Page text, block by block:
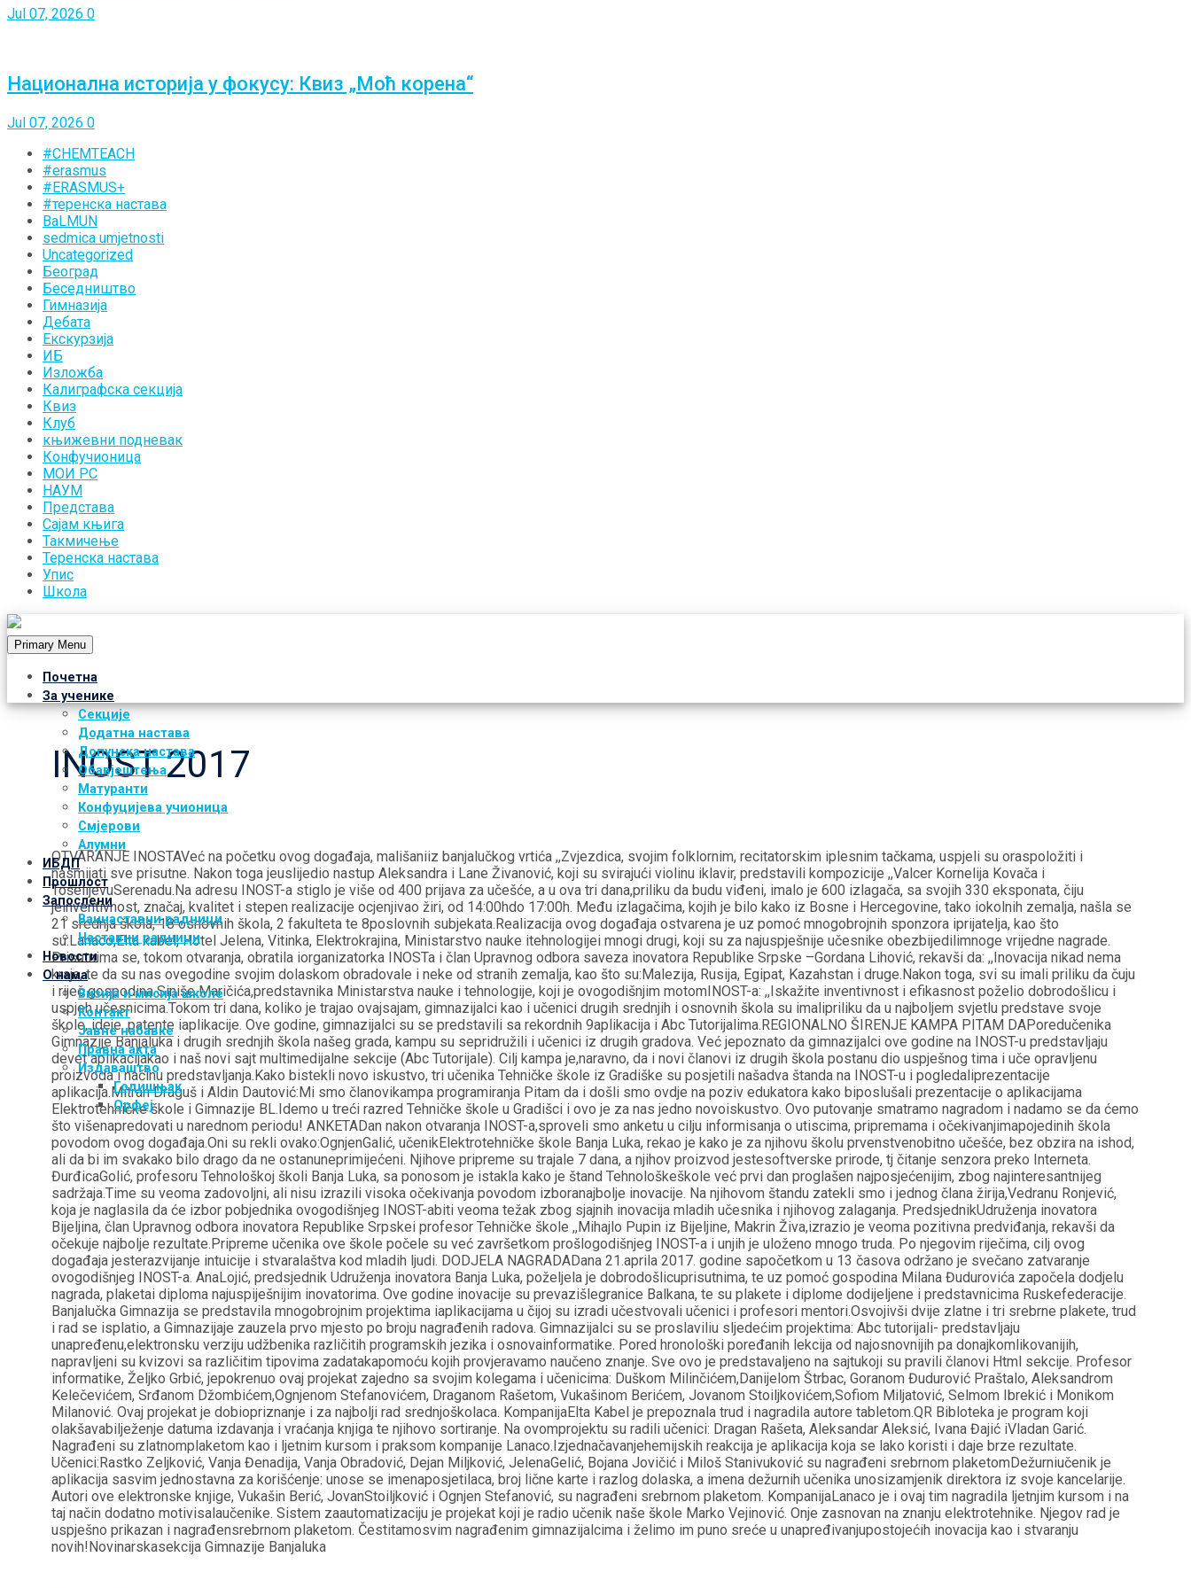
Jul 07, 2026 0
Национална историја у фокусу: Квиз „Моћ корена“
Jul 07, 2026 0
#CHEMTEACH
#erasmus
#ERASMUS+
#теренска настава
BaLMUN
sedmica umjetnosti
Uncategorized
Београд
Беседништво
Гимназија
Дебата
Екскурзија
ИБ
Изложба
Калиграфска секција
Квиз
Клуб
књижевни подневак
Конфучионица
МОИ РС
НАУМ
Представа
Сајам књига
Такмичење
Теренска настава
Упис
Школа
Primary Menu
Почетна
За ученике
Секције
Додатна настава
Допунска настава
Обавјештења
Матуранти
Конфуцијева учионица
Смјерови
Алумни
ИБДП
Прошлост
Запослени
Ваннаставни радници
Наставни радници
Новости
О нама
Визија и мисија школе
Контакт
Јавне набавке
Правна акта
Издаваштво
Годишњак
Орфеј
INOST 2017
OTVARANJE INOSTAVeć na početku ovog događaja, mališaniiz banjalučkog vrtića ,,Zvjezdica, svojim folklornim, recitatorskim iplesnim tačkama, uspjeli su oraspoložiti i
nasmijati sve prisutne. Nakon toga jeuslijedio nastup Aleksandra i Lane Živanović, koji su svirajući violinu iklavir, predstavili kompozicije ,,Valcer Kornelija Kovača i
TošelijevuSerenadu.Na adresu INOST-a stiglo je više od 400 prijava za učešće, a u ova tri dana,priliku da budu viđeni, imalo je 600 izlagača, sa svojih 330 eksponata, čiju
jeinventivnost, značaj, kvalitet i stepen realizacije ocjenjivao žiri, od 14:00hdo 17:00h. Među izlagačima, kojih je bilo kako iz Bosne i Hercegovine, tako iokolnih zemalja, našla se
21 srednja škola, 18 osnovnih škola, 2 fakulteta te 8poslovnih subjekata.Realizacija ovog događaja ostvarena je uz pomoć mnogobrojnih sponzora iprijatelja, kao što
su:Lanaco,Elta kabel, Hotel Jelena, Vitinka, Elektrokrajina, Ministarstvo nauke itehnologijei mnogi drugi, koji su za najuspješnije učesnike obezbijedilimnoge vrijedne nagrade.
Prisutnima se, tokom otvaranja, obratila iorganizatorka INOSTa i član Upravnog odbora saveza inovatora Republike Srpske –Gordana Lihović, rekavši da: ,,Inovacija nikad nema
kraja, te da su nas ovegodine svojim dolaskom obradovale i neke od stranih zemalja, kao što su:Malezija, Rusija, Egipat, Kazahstan i druge.Nakon toga, svi su imali priliku da čuju
i riječ gospodina Siniše Maričića,predstavnika Ministarstva nauke i tehnologije, koji je ovogodišnjim motomINOST-a: ,,Iskažite inventivnost i efikasnost poželio dobrodošlicu i
uspjeh učesnicima.Tokom tri dana, koliko je trajao ovajsajam, gimnazijalci kao i učenici drugih srednjih i osnovnih škola su imalipriliku da u najboljem svjetlu predstave svoje
škole, ideje, patente iaplikacije. Ove godine, gimnazijalci su se predstavili sa rekordnih 9aplikacija i Abc Tutorijalima.REGIONALNO ŠIRENJE KAMPA PITAM DAPoredučenika
Gimnazije Banjaluka i drugih srednjih škola našeg grada, kampu su sepridružili i učenici iz drugih gradova. Već jepoznato da gimnazijalci ove godine na INOST-u predstavljaju
devet aplikacijakao i naš novi sajt multimedijalne sekcije (Abc Tutorijale). Cilj kampa je,naravno, da i novi članovi iz drugih škola postanu dio uspješnog tima i uče opravljenu
proizvoda i načinu predstavljanja.Kako bistekli novo iskustvo, tri učenika Tehničke škole iz Gradiške su posjetili našadva štanda na INOST-u i pogledaliprezentacije
aplikacija.Mitran Draguš i Aldin Dautović:Mi smo članovikampa programiranja Pitam da i došli smo ovdje na poziv edukatora kako biposlušali prezentacije o aplikacijama
Elektrotehničke škole i Gimnazije BL.Idemo u treći razred Tehničke škole u Gradišci i ovo je za nas jedno novoiskustvo. Ovo putovanje smatramo nagradom i nadamo se da ćemo
što višenapredovati u narednom periodu! ANKETADan nakon otvaranja INOST-a,sproveli smo anketu u cilju informisanja o utiscima, pripremama i očekivanjimapojedinih škola
povodom ovog događaja.Oni su rekli ovako:OgnjenGalić, učenikElektrotehničke škole Banja Luka, rekao je kako je za njihovu školu prvenstvenobitno učešće, bez obzira na ishod,
ali da bi im svakako bilo drago da ne ostanuneprimijećeni. Njihove pripreme su trajale 7 dana, a njihov proizvod jestesoftverske prirode, tj čitanje senzora preko Interneta.
ĐurđicaGolić, profesoru Tehnološkoj školi Banja Luka, sa ponosom je istakla kako je štand Tehnološkeškole već prvi dan proglašen najposjećenijim, zbog najinteresantnijeg
sadržaja.Time su veoma zadovoljni, ali nisu izrazili visoka očekivanja povodom izboranajbolje inovacije. Na njihovom štandu zatekli smo i jednog člana žirija,Vedranu Ronjević,
koja je naglasila da će izbor pobjednika ovogodišnjeg INOST-abiti veoma težak zbog sjajnih inovacija mladih učesnika i njihovog zalaganja. PredsjednikUdruženja inovatora
Bijeljina, član Upravnog odbora inovatora Republike Srpskei profesor Tehničke škole ,,Mihajlo Pupin iz Bijeljine, Makrin Živa,izrazio je veoma pozitivna predviđanja, rekavši da
očekuje najbolje rezultate.Pripreme učenika ove škole počele su već završetkom prošlogodišnjeg INOST-a i unjih je uloženo mnogo truda. Po njegovim riječima, cilj ovog
događaja jesterazvijanje intuicije i stvaralaštva kod mladih ljudi. DODJELA NAGRADADana 21.aprila 2017. godine sapočetkom u 13 časova održano je svečano zatvaranje
ovogodišnjeg INOST-a. AnaLojić, predsjednik Udruženja inovatora Banja Luka, poželjela je dobrodošlicuprisutnima, te uz pomoć gospodina Milana Đudurovića započela dodjelu
nagrada, plaketai diploma najuspiješnijim inovatorima. Ove godine inovacije su prevazišlegranice Balkana, te su plakete i diplome dodijeljene i predstavnicima Ruskefederacije.
Banjalučka Gimnazija se predstavila mnogobrojnim projektima iaplikacijama u čijoj su izradi učestvovali učenici i profesori mentori.Osvojivši dvije zlatne i tri srebrne plakete, trud
i rad se isplatio, a Gimnazijaje zauzela prvo mjesto po broju nagrađenih radova. Gimnazijalci su se proslaviliu sljedećim projektima: Abc tutorijali- predstavljaju
unapređenu,elektronsku verziju udžbenika različitih programskih jezika i osnovainformatike. Pored hronološki poređanih lekcija od najosnovnijih pa donajkomlikovanijih,
napravljeni su kvizovi sa različitim tipovima zadatakapomoću kojih provjeravamo naučeno znanje. Sve ovo je predstavaljeno na sajtukoji su pravili članovi Html sekcije. Profesor
informatike, Željko Grbić, jepokrenuo ovaj projekat zajedno sa svojim kolegama i učenicima: Duškom Milinčićem,Danijelom Štrbac, Goranom Đudurović Praštalo, Aleksandrom
Kelečevićem, Srđanom Džombićem,Ognjenom Stefanovićem, Draganom Rašetom, Vukašinom Berićem, Jovanom Stoiljkovićem,Sofiom Miljatović, Selmom Ibrekić i Monikom
Milanović. Ovaj projekat je dobiopriznanje i za najbolji rad srednjoškolaca. KompanijaElta Kabel je prepoznala trud i nagradila autore tabletom.QR Bibloteka je program koji
olakšavabilježenje datuma izdavanja i vraćanja knjiga te njihovo sortiranje. Na ovomprojektu su radili učenici: Dragan Rašeta, Aleksandar Aleksić, Ivana Đajić iVladan Garić.
Nagrađeni su zlatnomplaketom kao i ljetnim kursom i praksom kompanije Lanaco.Izjednačavanjehemijskih reakcija je aplikacija koja se lako koristi i daje brze rezultate.
Učenici:Rastko Zeljković, Vanja Đenadija, Vanja Obradović, Dejan Miljković, JelenaGelić, Bojana Jovičić i Miloš Stanivuković su nagrađeni srebrnom plaketomDežurniučenik je
aplikacija sasvim jednostavna za korišćenje: unose se imenaposjetilaca, broj lične karte i razlog dolaska, a imena dežurnih učenika unosizamjenik direktora iz svoje kancelarije.
Autori ove elektronske knjige, Vukašin Berić, JovanStoiljković i Ognjen Stefanović, su nagrađeni srebrnom plaketom. KompanijaLanaco je i ovaj tim nagradila ljetnjim kursom i na
taj način dodatno motivisalaučenike. Sistem zaautomatizaciju je projekat koji je radio učenik naše škole Marko Vejinović. Onje zasnovan na znanju elektrotehnike. Njegov rad je
uspješno prikazan i nagrađensrebrnom plaketom. Čestitamosvim nagrađenim gimnazijalcima i želimo im puno sreće u unapređivanjupostojećih inovacija kao i stvaranju
novih!Novinarskasekcija Gimnazije Banjaluka